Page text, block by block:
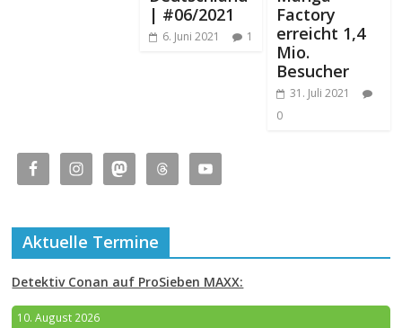
| #06/2021
6. Juni 2021 1
Factory
erreicht 1,4
Mio.
Besucher
31. Juli 2021
0
Aktuelle Termine
Detektiv Conan auf ProSieben MAXX:
10. August 2026